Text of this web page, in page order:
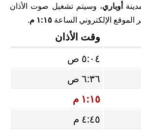
أوباري، وسيتم تشغيل صوت الأذان
الموقع الإلكتروني الساعة ١:١٥ م .
وقت الأذان
٥:٠٤ ص
٦:٣٦ ص
١:١٥ م
٤:٤٥ م